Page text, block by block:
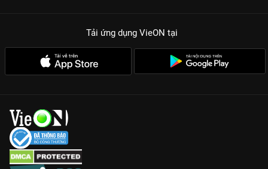
Tải ứng dụng VieON tại